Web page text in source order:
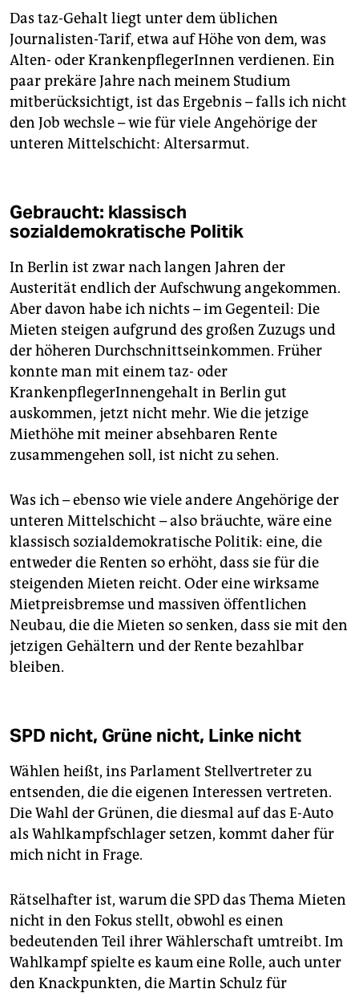
Das taz-Gehalt liegt unter dem üblichen
Journalisten-Tarif, etwa auf Höhe von dem, was
Alten- oder KrankenpflegerInnen verdienen. Ein
paar prekäre Jahre nach meinem Studium
mitberücksichtigt, ist das Ergebnis – falls ich nicht
den Job wechsle – wie für viele Angehörige der
unteren Mittelschicht: Altersarmut.
Gebraucht: klassisch
sozialdemokratische Politik
In Berlin ist zwar nach langen Jahren der
Austerität endlich der Aufschwung angekommen.
Aber davon habe ich nichts – im Gegenteil: Die
Mieten steigen aufgrund des großen Zuzugs und
der höheren Durchschnittseinkommen. Früher
konnte man mit einem taz- oder
KrankenpflegerInnengehalt in Berlin gut
auskommen, jetzt nicht mehr. Wie die jetzige
Miethöhe mit meiner absehbaren Rente
zusammengehen soll, ist nicht zu sehen.
Was ich – ebenso wie viele andere Angehörige der
unteren Mittelschicht – also bräuchte, wäre eine
klassisch sozialdemokratische Politik: eine, die
entweder die Renten so erhöht, dass sie für die
steigenden Mieten reicht. Oder eine wirksame
Mietpreisbremse und massiven öffentlichen
Neubau, die die Mieten so senken, dass sie mit den
jetzigen Gehältern und der Rente bezahlbar
bleiben.
SPD nicht, Grüne nicht, Linke nicht
Wählen heißt, ins Parlament Stellvertreter zu
entsenden, die die eigenen Interessen vertreten.
Die Wahl der Grünen, die diesmal auf das E-Auto
als Wahlkampfschlager setzen, kommt daher für
mich nicht in Frage.
Rätselhafter ist, warum die SPD das Thema Mieten
nicht in den Fokus stellt, obwohl es einen
bedeutenden Teil ihrer Wählerschaft umtreibt. Im
Wahlkampf spielte es kaum eine Rolle, auch unter
den Knackpunkten, die Martin Schulz für